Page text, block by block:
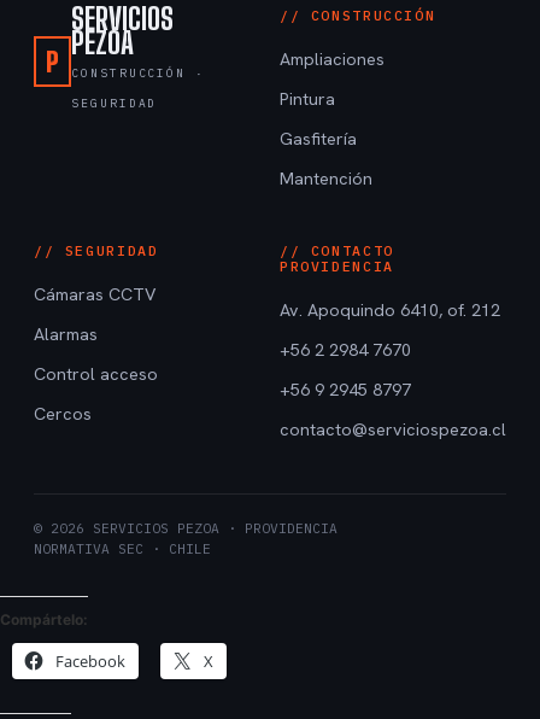
P
SERVICIOS
PEZOA
CONSTRUCCIÓN ·
SEGURIDAD
// CONSTRUCCIÓN
Ampliaciones
Pintura
Gasfitería
Mantención
// SEGURIDAD
Cámaras CCTV
Alarmas
Control acceso
Cercos
// CONTACTO
PROVIDENCIA
Av. Apoquindo 6410, of. 212
+56 2 2984 7670
+56 9 2945 8797
contacto@serviciospezoa.cl
© 2026 SERVICIOS PEZOA · PROVIDENCIA
NORMATIVA SEC · CHILE
Compártelo:
Facebook X